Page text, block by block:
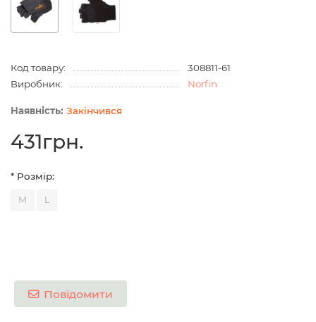
Код товару:
308811-61
Виробник:
Norfin
Закінчився
431грн.
* Розмір:
M L
Повідомити